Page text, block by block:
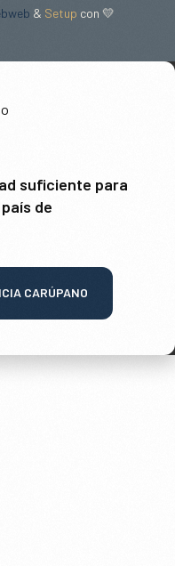
& Setup con 💛
suficiente para
de
CARÚPANO